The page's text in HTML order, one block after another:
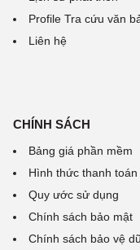
Profile Tra cứu văn
Liên hệ
CHÍNH SÁCH
Bảng giá phần mềm
Hình thức thanh toán
Quy ước sử dụng
Chính sách bảo mật
Chính sách bảo vệ